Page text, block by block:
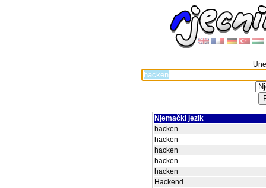
Njemački jezik
hacken
hacken
hacken
hacken
hacken
Hackend